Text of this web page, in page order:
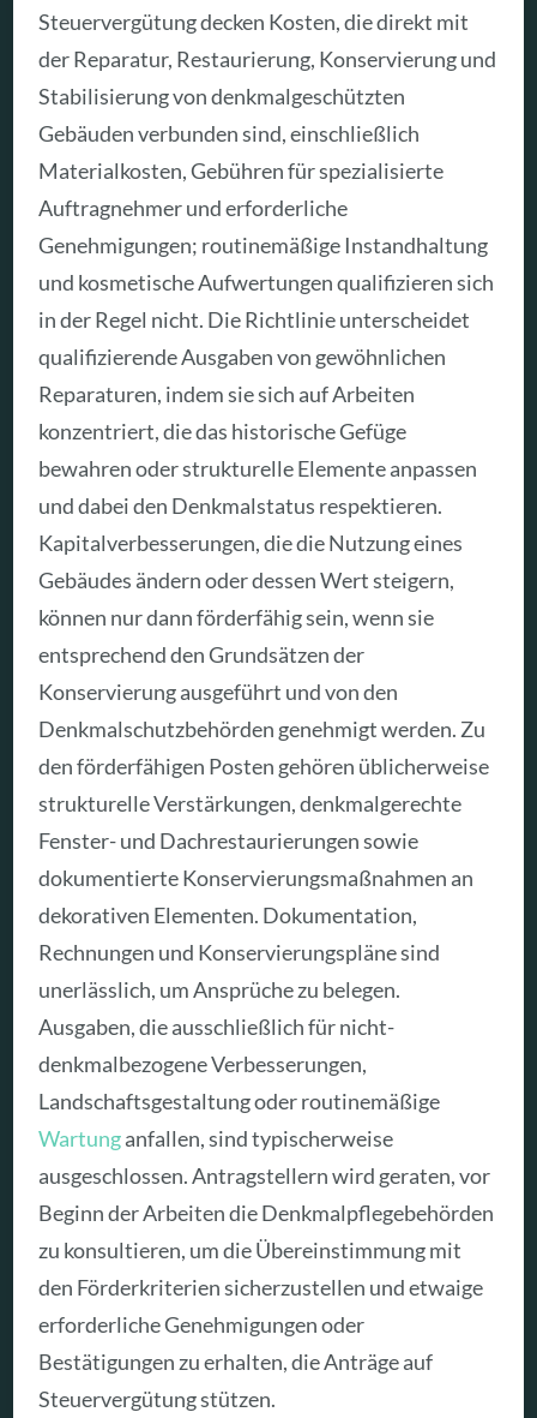
Steuervergütung decken Kosten, die direkt mit
der Reparatur, Restaurierung, Konservierung und
Stabilisierung von denkmalgeschützten
Gebäuden verbunden sind, einschließlich
Materialkosten, Gebühren für spezialisierte
Auftragnehmer und erforderliche
Genehmigungen; routinemäßige Instandhaltung
und kosmetische Aufwertungen qualifizieren sich
in der Regel nicht. Die Richtlinie unterscheidet
qualifizierende Ausgaben von gewöhnlichen
Reparaturen, indem sie sich auf Arbeiten
konzentriert, die das historische Gefüge
bewahren oder strukturelle Elemente anpassen
und dabei den Denkmalstatus respektieren.
Kapitalverbesserungen, die die Nutzung eines
Gebäudes ändern oder dessen Wert steigern,
können nur dann förderfähig sein, wenn sie
entsprechend den Grundsätzen der
Konservierung ausgeführt und von den
Denkmalschutzbehörden genehmigt werden. Zu
den förderfähigen Posten gehören üblicherweise
strukturelle Verstärkungen, denkmalgerechte
Fenster- und Dachrestaurierungen sowie
dokumentierte Konservierungsmaßnahmen an
dekorativen Elementen. Dokumentation,
Rechnungen und Konservierungspläne sind
unerlässlich, um Ansprüche zu belegen.
Ausgaben, die ausschließlich für nicht-
denkmalbezogene Verbesserungen,
Landschaftsgestaltung oder routinemäßige
Wartunganfallen, sind typischerweise
ausgeschlossen. Antragstellern wird geraten, vor
Beginn der Arbeiten die Denkmalpflegebehörden
zu konsultieren, um die Übereinstimmung mit
den Förderkriterien sicherzustellen und etwaige
erforderliche Genehmigungen oder
Bestätigungen zu erhalten, die Anträge auf
Steuervergütung stützen.